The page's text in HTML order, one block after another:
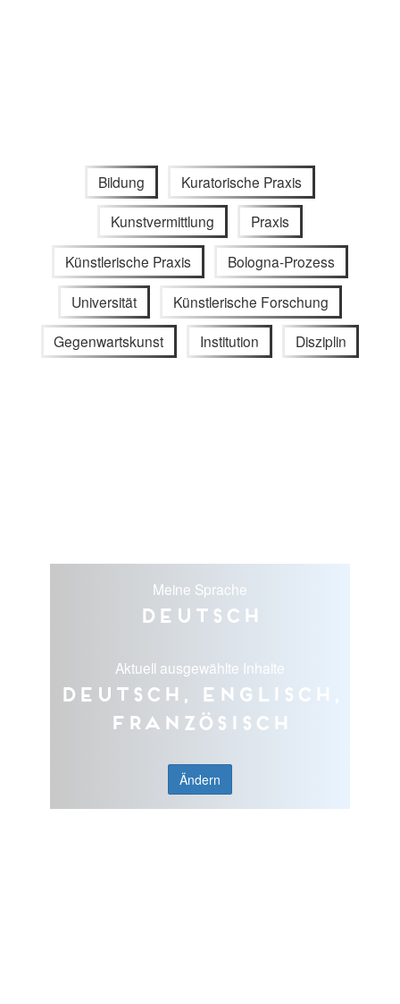
Bildung Kuratorische Praxis
Kunstvermittlung Praxis
Künstlerische Praxis Bologna-Prozess
Universität Künstlerische Forschung
Gegenwartskunst Institution Disziplin
Meine Sprache
Deutsch
Aktuell ausgewählte Inhalte
Deutsch, Englisch,
Französisch
Ändern